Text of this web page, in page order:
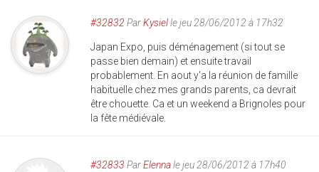
#32832 ParKysielle jeu 28/06/2012 à 17h32
Japan Expo, puis déménagement (si tout se
passe bien demain) et ensuite travail
probablement. En aout y'a la réunion de famille
habituelle chez mes grands parents, ca devrait
être chouette. Ca et un weekend a Brignoles pour
la fête médiévale.
#32833 ParElennale jeu 28/06/2012 à 17h40